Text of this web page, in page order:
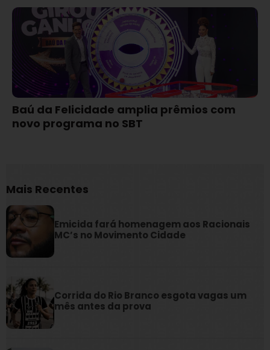
Baú da Felicidade amplia prêmios com
novo programa no SBT
Mais Recentes
Emicida fará homenagem aos Racionais
MC’s no Movimento Cidade
Corrida do Rio Branco esgota vagas um
mês antes da prova